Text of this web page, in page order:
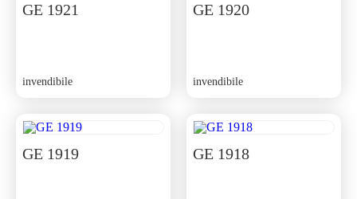
GE 1921
invendibile
GE 1920
invendibile
GE 1919 GE 1918